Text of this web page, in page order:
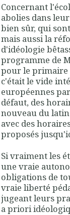
Concernant
abolies dans
bien sûr, qui
mais aussi la
d'idéologie
programme de
pour le primaire
c'était le vide
européennes
défaut, des
nouveau du
avec des
proposés
Si vraiment les
une vraie
obligations de
vraie liberté
jugeant leurs
a priori